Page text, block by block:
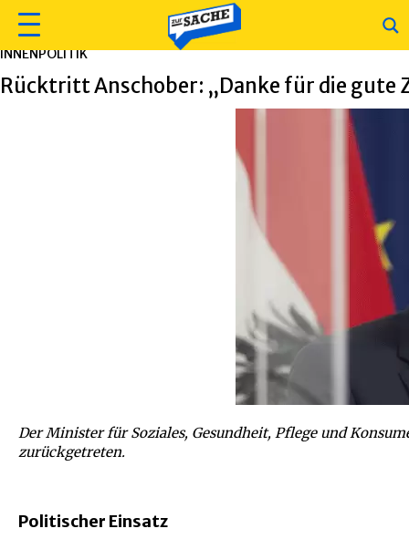
INNENPOLITIK
Rücktritt Anschober: „Danke für die gute
Der Minister für Soziales, Gesundheit, Pflege und
zurückgetreten.
Politischer Einsatz